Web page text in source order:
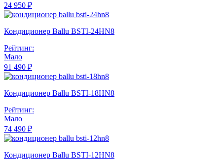
24 950 ₽
Кондиционер Ballu BSTI-24HN8
Рейтинг:
Мало
91 490 ₽
Кондиционер Ballu BSTI-18HN8
Рейтинг:
Мало
74 490 ₽
Кондиционер Ballu BSTI-12HN8